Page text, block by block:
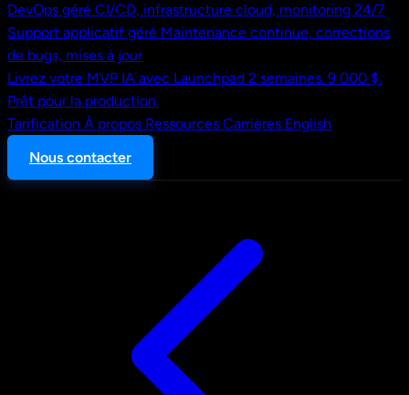
DevOps géré CI/CD, infrastructure cloud, monitoring 24/7
Support applicatif géré Maintenance continue, corrections
de bugs, mises à jour
Livrez votre MVP IA avec Launchpad 2 semaines. 9 000 $.
Prêt pour la production.
Tarification À propos Ressources Carrières English
Nous contacter